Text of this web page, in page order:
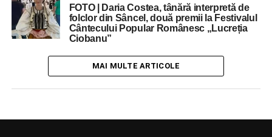
FOTO | Daria Costea, tânără interpretă de
folclor din Sâncel, două premii la Festivalul
Cântecului Popular Românesc „Lucreția
Ciobanu”
MAI MULTE ARTICOLE